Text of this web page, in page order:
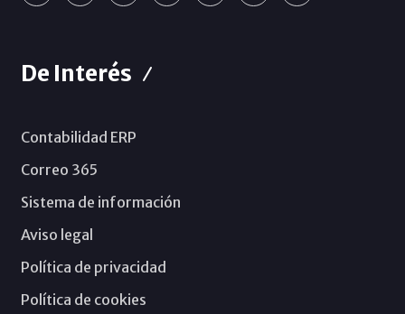
De Interés
Contabilidad ERP
Correo 365
Sistema de información
Aviso legal
Política de privacidad
Política de cookies